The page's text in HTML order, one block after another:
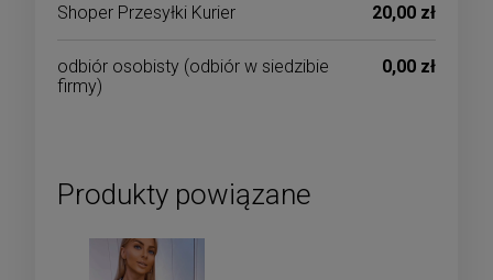
Shoper Przesyłki Kurier 20,00 zł
odbiór osobisty (odbiór w siedzibie
firmy)
0,00 zł
Produkty powiązane